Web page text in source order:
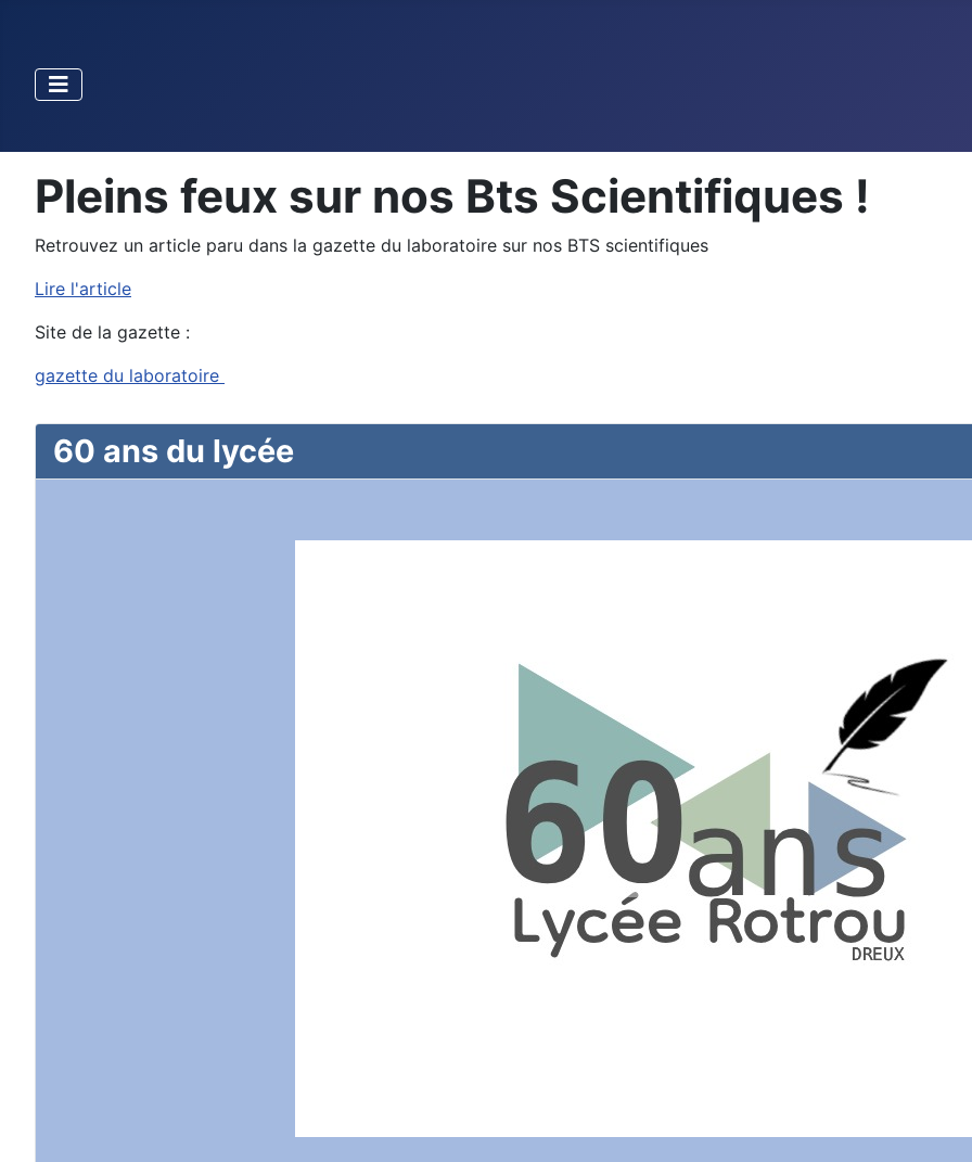
Pleins feux sur nos Bts Scientifiques !
Retrouvez un article paru dans la gazette du laboratoire sur nos BTS scientifiques
Lire l'article
Site de la gazette :
gazette du laboratoire
60 ans du lycée